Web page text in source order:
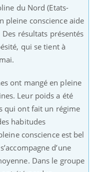
du Nord (Etats-
pleine conscience aide
résultats présentés
qui se tient à
ont mangé en pleine
Leur poids a été
qui ont fait un régime
habitudes
conscience est bel
d’une
Dans le groupe